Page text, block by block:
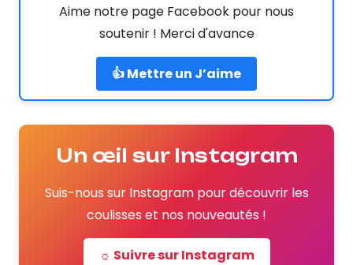
Aime notre page Facebook pour nous
soutenir ! Merci d'avance
👍 Mettre un J’aime
Un œil sur Instagram
Suis-nous sur Instagram pour découvrir les
coulisses et nos nouveautés !
☼ Suivre sur Instagram